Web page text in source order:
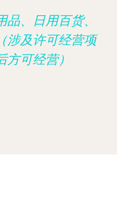
、日用百货、
涉及许可经营项
可经营）